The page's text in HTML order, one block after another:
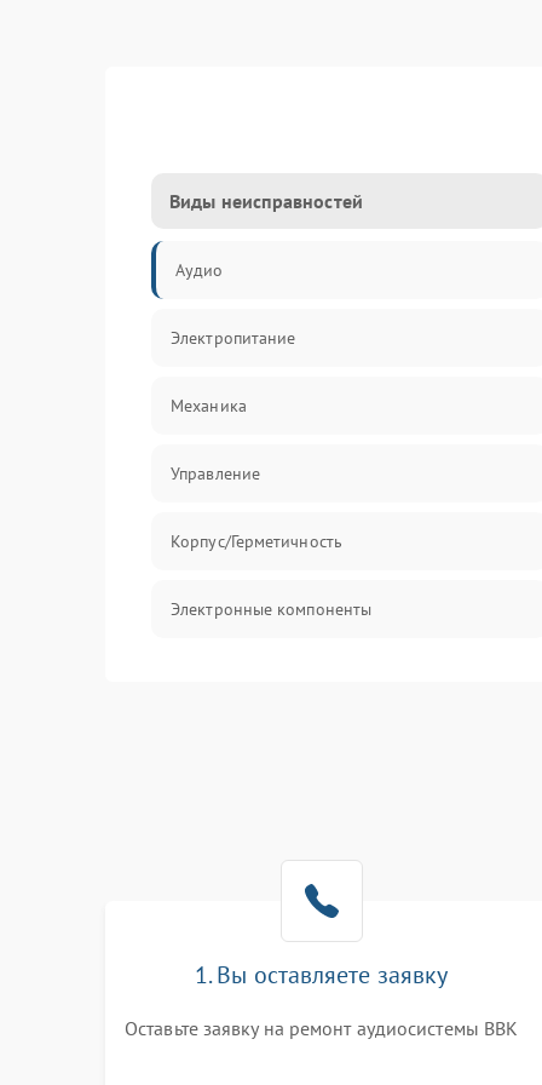
Виды неисправностей
Аудио
Электропитание
Механика
Управление
Корпус/Герметичность
Электронные компоненты
1. Вы оставляете заявку
Оставьте заявку на ремонт аудиосистемы BBK